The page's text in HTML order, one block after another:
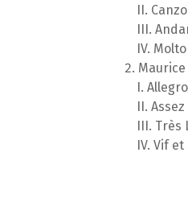
Très
Vif et